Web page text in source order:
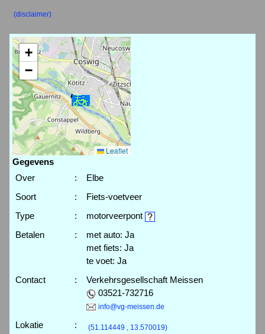
(disclaimer)
+
−
Leaflet
Gegevens
Over
:
Elbe
Soort
:
Fiets-voetveer
Type
:
motorveerpont
Betalen
:
met auto: Ja
met fiets: Ja
te voet: Ja
Contact
:
Verkehrsgesellschaft Meissen
03521-732716
info@vg-meissen.de
Lokatie : (51.114449 , 13.570019)